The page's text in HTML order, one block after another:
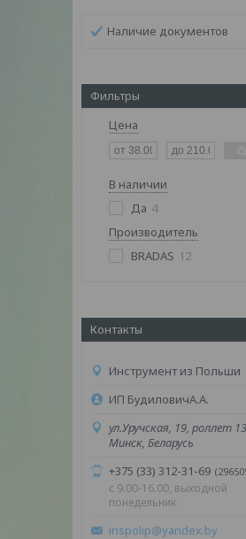
Наличие документов
Фильтры
Цена
В наличии
Да 4
Производитель
BRADAS 12
Контакты
Инструмент из Польши
ИП БудиловичА.А.
ул.Уручская, 19, роллет
Минск, Беларусь
+375 (33) 312-31-69
c 9.00-16.00, выходной
понедельник
inspolip@yandex.by